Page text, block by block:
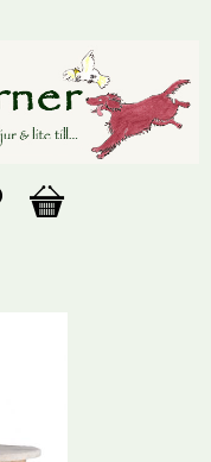
Favoriter
Kundvagn